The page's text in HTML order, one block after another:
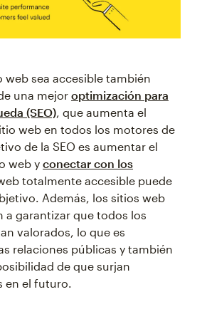
web sea accesible también
una mejor optimización para
(SEO), que aumenta el
web en todos los motores de
de la SEO es aumentar el
web y conectar con los
totalmente accesible puede
Además, los sitios web
a garantizar que todos los
valorados, lo que es
relaciones públicas y también
de que surjan
en el futuro.